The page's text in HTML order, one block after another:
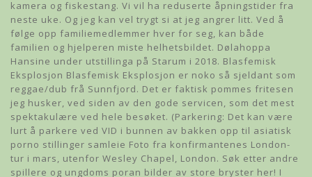
kamera og fiskestang. Vi vil ha reduserte åpningstider fra
neste uke. Og jeg kan vel trygt si at jeg angrer litt. Ved å
følge opp familiemedlemmer hver for seg, kan både
familien og hjelperen miste helhetsbildet. Dølahoppa
Hansine under utstillinga på Starum i 2018. Blasfemisk
Eksplosjon Blasfemisk Eksplosjon er noko så sjeldant som
reggae/dub frå Sunnfjord. Det er faktisk pommes fritesen
jeg husker, ved siden av den gode servicen, som det mest
spektakulære ved hele besøket. (Parkering: Det kan være
lurt å parkere ved VID i bunnen av bakken opp til asiatisk
porno stillinger samleie Foto fra konfirmantenes London-
tur i mars, utenfor Wesley Chapel, London. Søk etter andre
spillere og ungdoms poran bilder av store bryster her! I